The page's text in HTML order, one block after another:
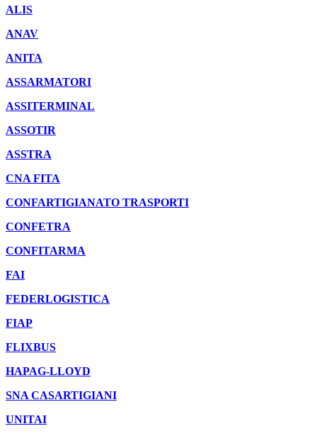
ALIS
ANAV
ANITA
ASSARMATORI
ASSITERMINAL
ASSOTIR
ASSTRA
CNA FITA
CONFARTIGIANATO TRASPORTI
CONFETRA
CONFITARMA
FAI
FEDERLOGISTICA
FIAP
FLIXBUS
HAPAG-LLOYD
SNA CASARTIGIANI
UNITAI